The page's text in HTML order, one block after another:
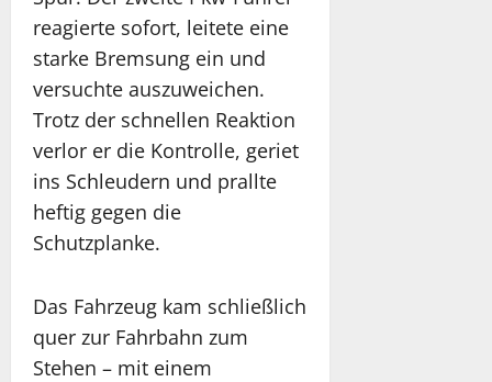
reagierte sofort, leitete eine
starke Bremsung ein und
versuchte auszuweichen.
Trotz der schnellen Reaktion
verlor er die Kontrolle, geriet
ins Schleudern und prallte
heftig gegen die
Schutzplanke.
Das Fahrzeug kam schließlich
quer zur Fahrbahn zum
Stehen – mit einem